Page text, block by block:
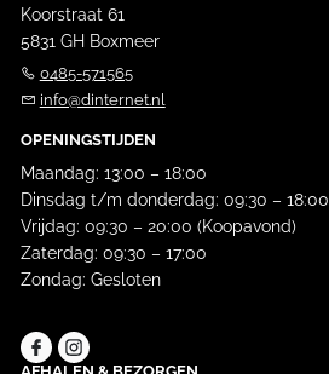
Koorstraat 61
5831 GH Boxmeer
0485-571565
info@dinternet.nl
OPENINGSTIJDEN
Maandag: 13:00 – 18:00
Dinsdag t/m donderdag: 09:30 – 18:00
Vrijdag: 09:30 – 20:00 (Koopavond)
Zaterdag: 09:30 – 17:00
Zondag: Gesloten